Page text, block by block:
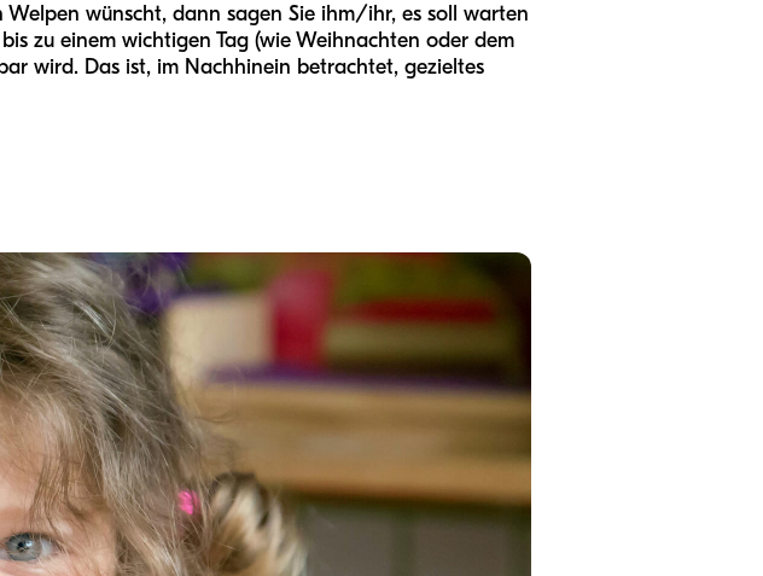
wünscht, dann sagen Sie ihm/ihr, es soll warten
zu einem wichtigen Tag (wie Weihnachten oder dem
wird. Das ist, im Nachhinein betrachtet, gezieltes